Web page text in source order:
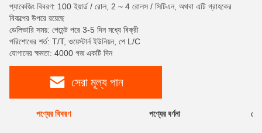
প্যাকেজিং বিবরণ: 100 ইয়ার্ড / রোল, 2 ~ 4 রোলস / সিটিএন, অথবা এটি গ্রাহকের
বিকল্পের উপরে রয়েছে
ডেলিভারি সময়: পেমেন্ট পরে 3-5 দিন মধ্যে বিক্রী
পরিশোধের শর্ত: T/T, ওয়েস্টার্ন ইউনিয়ন, পে L/C
যোগানের ক্ষমতা: 4000 গজ একটি দিন
সেরা মূল্য পান
পণ্যের বিবরণ পণ্যের বর্ণনা